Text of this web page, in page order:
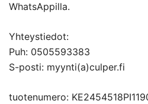
WhatsAppilla.
Yhteystiedot:
Puh: 0505593383
S-posti: myynti(a)culper.fi
tuotenumero: